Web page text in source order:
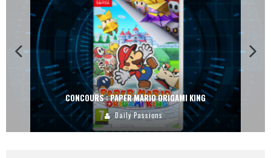
CONCOURS : DREAMS SUR PS4
Carlos Mühlig